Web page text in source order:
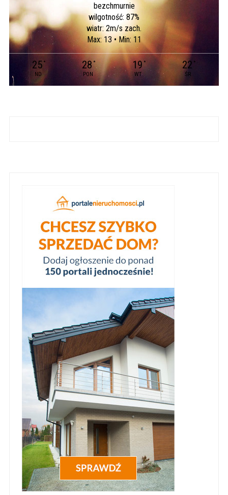
bezchmurnie
wilgotność: 87%
wiatr: 2m/s zach.
Max: 13 • Min: 11
25 °
ND
28°
PON
19 °
WT
22 °
ŚR